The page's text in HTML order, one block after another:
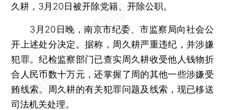
久耕，3月20日被开除党籍、开除公职。
3月20日晚，南京市纪委、市监察局向社会公
开上述处分决定。据称，周久耕严重违纪，并涉嫌
犯罪。纪检监察部门已查实周久耕收受他人钱物折
合人民币数十万元，还掌握了周的其他一些涉嫌受
贿线索。周久耕的有关犯罪问题及线索，现已移送
司法机关处理。